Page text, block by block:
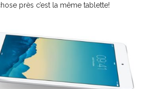
près c’est la même tablette!